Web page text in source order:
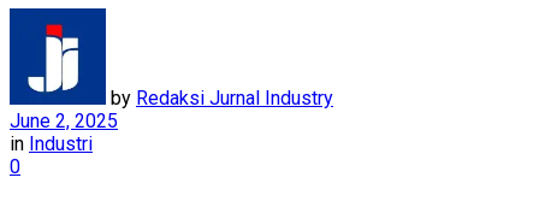
by Redaksi Jurnal Industry
June 2, 2025
in Industri
0